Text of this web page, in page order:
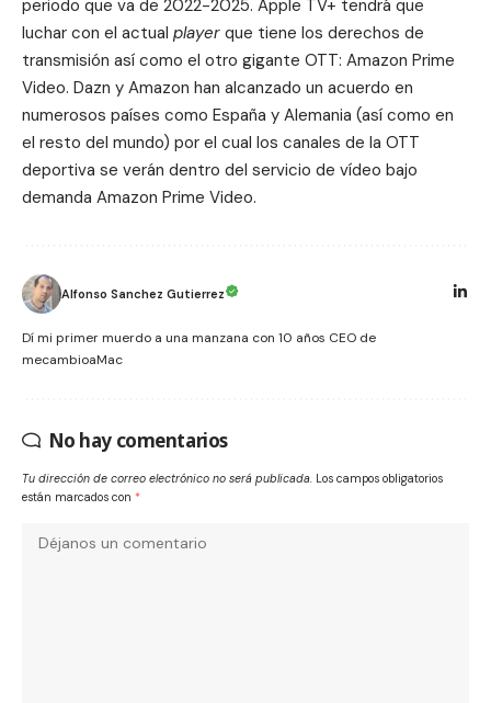
periodo que va de 2022-2025. Apple TV+ tendrá que
luchar con el actual player que tiene los derechos de
transmisión así como el otro gigante OTT: Amazon Prime
Video. Dazn y Amazon han alcanzado un acuerdo en
numerosos países como España y Alemania (así como en
el resto del mundo) por el cual los canales de la OTT
deportiva se verán dentro del servicio de vídeo bajo
demanda Amazon Prime Video.
Alfonso Sanchez Gutierrez
Dí mi primer muerdo a una manzana con 10 años CEO de
mecambioaMac
No hay comentarios
Tu dirección de correo electrónico no será publicada. Los campos obligatorios
están marcados con *